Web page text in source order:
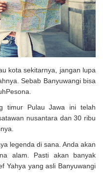
kota sekitarnya, jangan lupa
Sebab Banyuwangi bisa
timur Pulau Jawa ini telah
nusantara dan 30 ribu
legenda di sana. Anda akan
alam. Pasti akan banyak
Yahya yang asli Banyuwangi